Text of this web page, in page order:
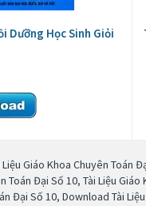
Dưỡng Học Sinh Giỏi
Liệu Giáo Khoa Chuyên Toán
Toán Đại Số 10, Tài Liệu
Đại Số 10, Download Tài